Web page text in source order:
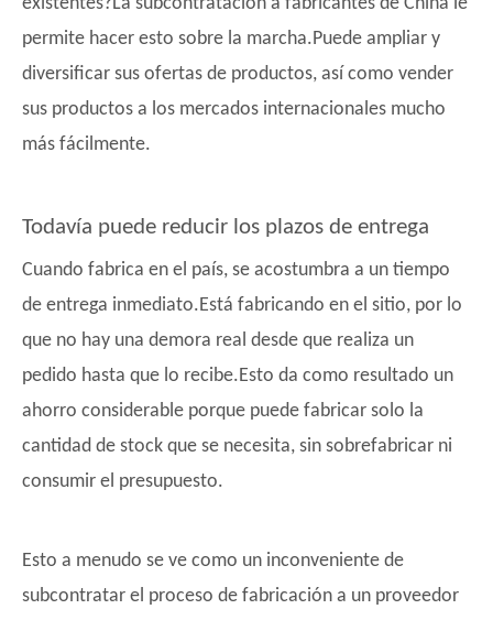
permite hacer esto sobre la marcha.Puede ampliar y
diversificar sus ofertas de productos, así como vender
sus productos a los mercados internacionales mucho
más fácilmente.
Todavía puede reducir los plazos de entrega
Cuando fabrica en el país, se acostumbra a un tiempo
de entrega inmediato.Está fabricando en el sitio, por lo
que no hay una demora real desde que realiza un
pedido hasta que lo recibe.Esto da como resultado un
ahorro considerable porque puede fabricar solo la
cantidad de stock que se necesita, sin sobrefabricar ni
consumir el presupuesto.
Esto a menudo se ve como un inconveniente de
subcontratar el proceso de fabricación a un proveedor